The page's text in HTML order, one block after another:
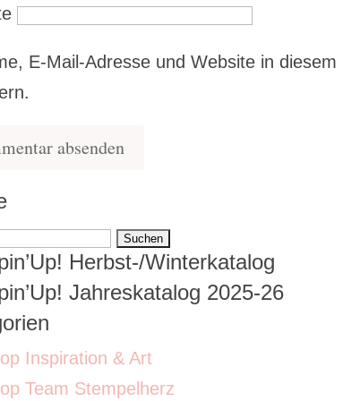
E-Mail-Adresse und Website in
Herbst-/Winterkatalog
Jahreskatalog 2025-26
Inspiration & Art
Team Stempelherz